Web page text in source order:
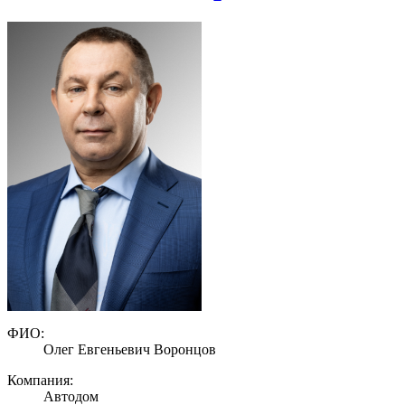
ФИО:
Олег Евгеньевич Воронцов
Компания:
Автодом